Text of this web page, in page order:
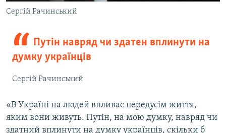
Сергій Рачинський
Путін навряд чи здатен вплинути на
думку українців
Сергій Рачинський
«В Україні на людей впливає передусім життя,
яким вони живуть. Путін, на мою думку, навряд чи
здатний вплинути на думку українців, скільки б